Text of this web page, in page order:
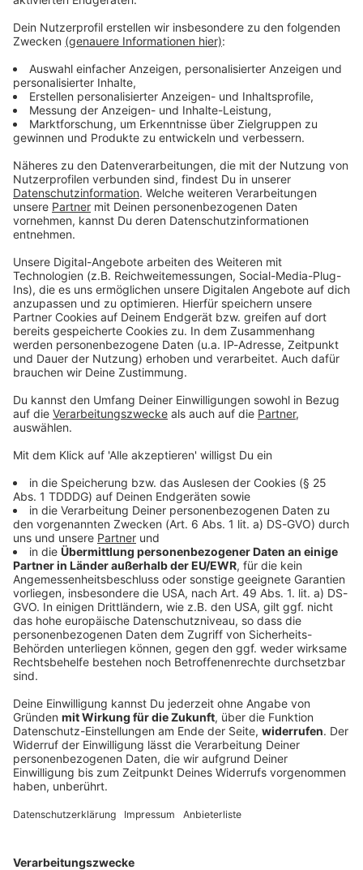
Verpass' nichts mehr - mit unserem kostenlosen
ANTENNE BAYERN Newsletter. Ob Nachrichten,
Lifestyle oder unsere neuesten Aktionen - wir
informieren dich.
Zum Newsletter anmelden
Du möchtest uns etwas sagen?
Studio Hotline
Kontaktformular
Sprachnachricht
© dpa-infocom, dpa:251212-930-414280/1
Bayern
Fünf Schwerverletzte bei Verkehrsunfall bei
Straubing
Zwei Fahrer aus Tschechien sind in Ostbayern mit
ihren Fahrzeugen frontal zusammengestoßen. Ein